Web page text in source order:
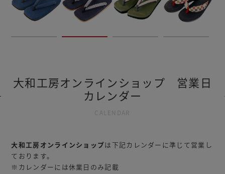
大和工房オンラインショップ 営業日
カレンダー
CALENDAR
大和工房オンラインショップは下記カレンダーに準じて営業し
ております。
※カレンダーには休業日のみ記載